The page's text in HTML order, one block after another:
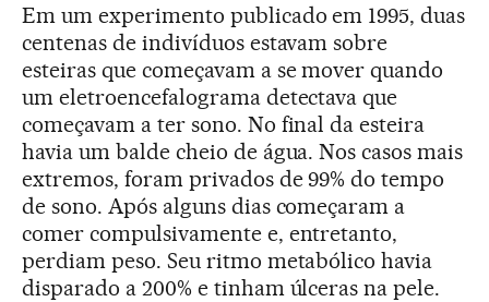
Em um experimento publicado em 1995, duas
centenas de indivíduos estavam sobre
esteiras que começavam a se mover quando
um eletroencefalograma detectava que
começavam a ter sono. No final da esteira
havia um balde cheio de água. Nos casos mais
extremos, foram privados de 99% do tempo
de sono. Após alguns dias começaram a
comer compulsivamente e, entretanto,
perdiam peso. Seu ritmo metabólico havia
disparado a 200% e tinham úlceras na pele.